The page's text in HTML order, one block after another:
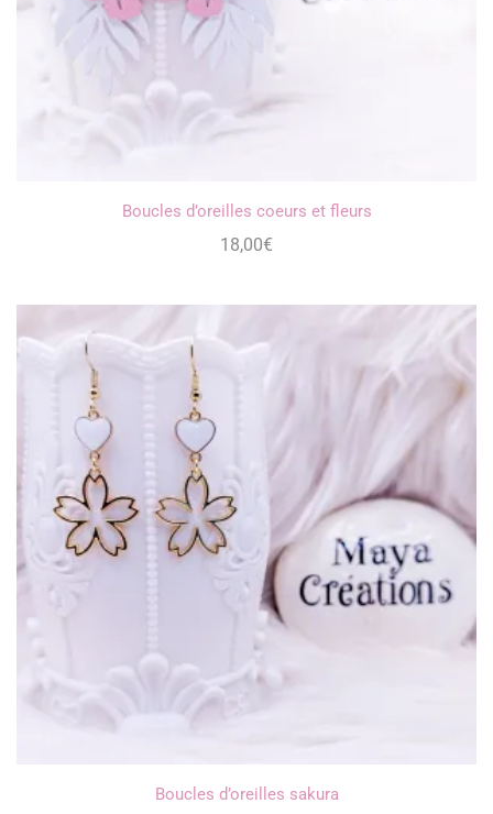
Boucles d’oreilles coeurs et fleurs
18,00€
Boucles d’oreilles sakura